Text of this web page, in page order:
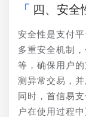
四、安全
安全性是支付
多重安全机制
等，确保用户
测异常交易，
同时，首信易
户在使用过程中